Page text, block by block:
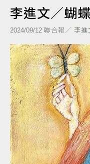
李進文／蝴
2024/09/12 聯合報／ 李進